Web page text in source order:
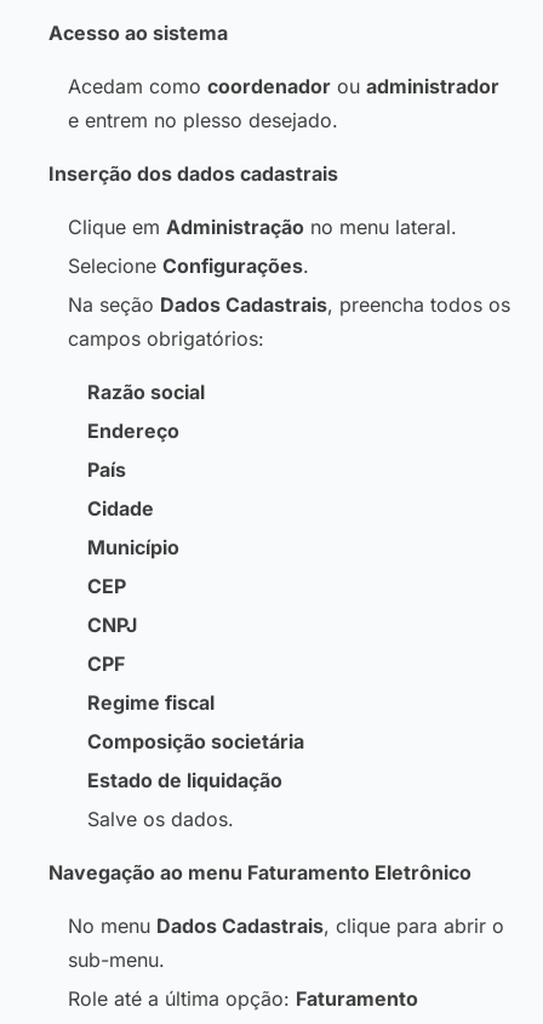
Acesso ao sistema
Acedam como coordenador ou administrador
e entrem no plesso desejado.
Inserção dos dados cadastrais
Clique em Administração no menu lateral.
Selecione Configurações.
Na seção Dados Cadastrais, preencha todos os
campos obrigatórios:
Razão social
Endereço
País
Cidade
Município
CEP
CNPJ
CPF
Regime fiscal
Composição societária
Estado de liquidação
Salve os dados.
Navegação ao menu Faturamento Eletrônico
No menu Dados Cadastrais, clique para abrir o
sub-menu.
Role até a última opção: Faturamento